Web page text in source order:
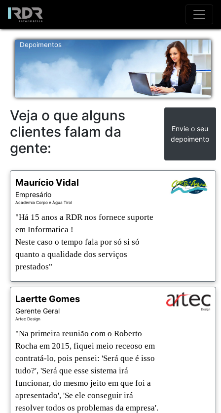
Depoimentos
Veja o que alguns
clientes falam da
gente:
Envie o seu
depoimento
Maurício Vidal
Empresário
Academia Corpo e Água Tirol
"Há 15 anos a RDR nos fornece suporte
em Informatica !
Neste caso o tempo fala por só si só
quanto a qualidade dos serviços
prestados"
Laertte Gomes
Gerente Geral
Artec Design
"Na primeira reunião com o Roberto
Rocha em 2015, fiquei meio receoso em
contratá-lo, pois pensei: 'Será que é isso
tudo?', 'Será que esse sistema irá
funcionar, do mesmo jeito em que foi a
apresentado', 'Se ele conseguir irá
resolver todos os problemas da empresa'.